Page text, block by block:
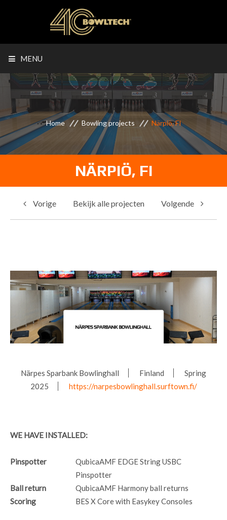
MENU
Home Bowling projects Närpiö, FI
NÄRPIÖ, FI
Vorige Bekijk alle projecten Volgende
Närpes Sparbank Bowlinghall Finland
Spring
2025
https://narpesbowlinghall.surftown.fi/
WE HAVE INSTALLED:
Pinspotter
QubicaAMF EDGE String USBC
Pinspotter
Ball return
QubicaAMF Harmony ball returns
Scoring
BES X Core with Easykey Consoles